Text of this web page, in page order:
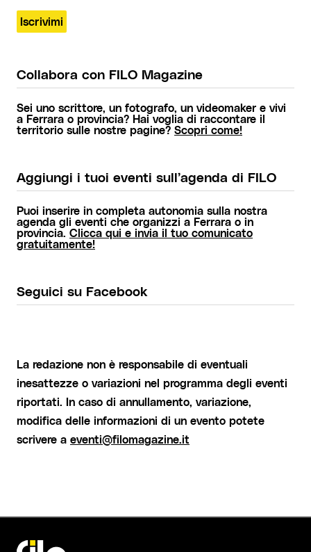
Collabora con FILO Magazine
Sei uno scrittore, un fotografo, un videomaker e vivi
a Ferrara o provincia? Hai voglia di raccontare il
territorio sulle nostre pagine? Scopri come!
Aggiungi i tuoi eventi sull’agenda di FILO
Puoi inserire in completa autonomia sulla nostra
agenda gli eventi che organizzi a Ferrara o in
provincia. Clicca qui e invia il tuo comunicato
gratuitamente!
Seguici su Facebook
La redazione non è responsabile di eventuali
inesattezze o variazioni nel programma degli eventi
riportati. In caso di annullamento, variazione,
modifica delle informazioni di un evento potete
scrivere a eventi@filomagazine.it